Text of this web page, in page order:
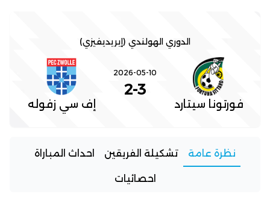
الدوري الهولندي (إيريديفيزي)
فورتونا سيتارد
2026-05-10
3
-
2
إف سي زفوله
نظرة عامة تشكيلة الفريقين احداث المباراة
احصائيات